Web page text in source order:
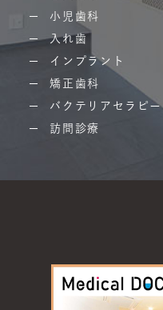
小児歯科
入れ歯
インプラント
矯正歯科
バクテリアセラピー
訪問診療